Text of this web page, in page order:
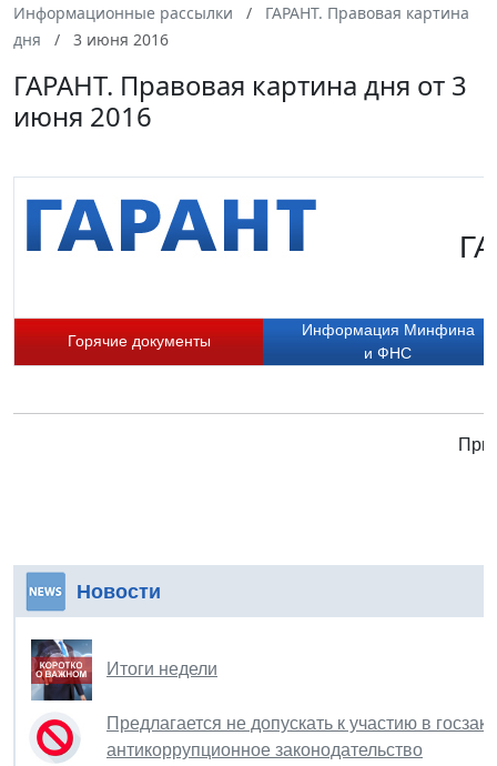
Информационные рассылки
ГАРАНТ. Правовая картина
дня
3 июня 2016
ГАРАНТ. Правовая картина дня от 3
июня 2016
Горячие документы
Информация Минфина
и ФНС
Новости
Итоги недели
Предлагается не допускать к участию в
антикоррупционное законодательство